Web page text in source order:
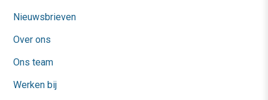
Nieuwsbrieven
Over ons
Ons team
Werken bij